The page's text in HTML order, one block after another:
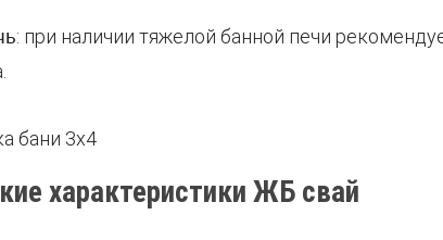
: при наличии тяжелой банной печи
характеристики ЖБ свай